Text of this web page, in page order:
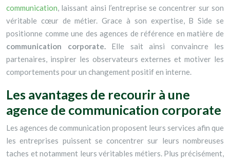
communication, laissant ainsi l’entreprise se concentrer sur son
véritable cœur de métier. Grace à son expertise, B Side se
positionne comme une des agences de référence en matière de
communication corporate.Elle sait ainsi convaincre les
partenaires, inspirer les observateurs externes et motiver les
comportements pour un changement positif en interne.
Les avantages de recourir à une
agence de communication corporate
Les agences de communication proposent leurs services afin que
les entreprises puissent se concentrer sur leurs nombreuses
taches et notamment leurs véritables métiers. Plus précisément,